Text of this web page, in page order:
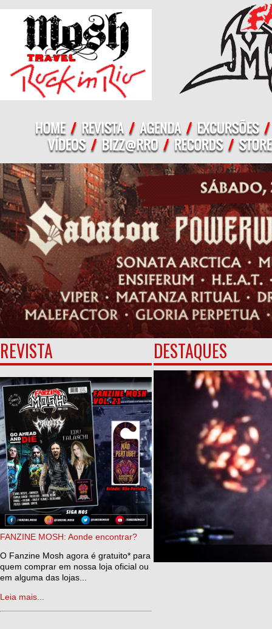
REVISTA
FANZINE MOSH: Aonde encontrar?
O Fanzine Mosh agora é gratuito* para
quem comprar em nossa loja oficial ou
em alguma das lojas...
Leia mais...
DESTAQUES